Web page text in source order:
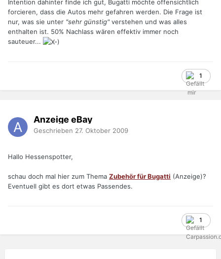
Intention dahinter finde ich gut, Bugatti möchte offensichtlich
forcieren, dass die Autos mehr gefahren werden. Die Frage ist
nur, was sie unter "sehr günstig"verstehen und was alles
enthalten ist. 50% Nachlass wären effektiv immer noch
sauteuer...
1
Anzeige eBay
Geschrieben 27. Oktober 2009
Hallo Hessenspotter,
schau doch mal hier zum Thema Zubehör für Bugatti (Anzeige)?
Eventuell gibt es dort etwas Passendes.
1